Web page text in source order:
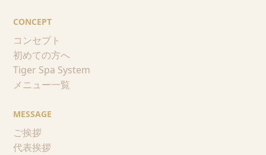
CONCEPT
コンセプト
初めての方へ
Tiger Spa System
メニュー一覧
MESSAGE
ご挨拶
代表挨拶